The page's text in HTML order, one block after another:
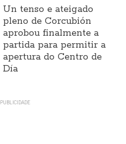
Un tenso e ateigado
pleno de Corcubión
aprobou finalmente a
partida para permitir a
apertura do Centro de
Día